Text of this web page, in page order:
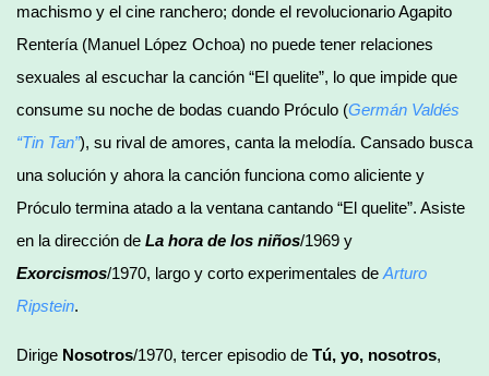
machismo y el cine ranchero; donde el revolucionario Agapito
Rentería (Manuel López Ochoa) no puede tener relaciones
sexuales al escuchar la canción “El quelite”, lo que impide que
consume su noche de bodas cuando Próculo (Germán Valdés
“Tin Tan”), su rival de amores, canta la melodía. Cansado busca
una solución y ahora la canción funciona como aliciente y
Próculo termina atado a la ventana cantando “El quelite”. Asiste
en la dirección de La hora de los niños/1969 y
Exorcismos/1970, largo y corto experimentales de Arturo
Ripstein.
Dirige Nosotros/1970, tercer episodio de Tú, yo, nosotros,